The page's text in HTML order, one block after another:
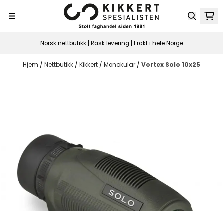
Norsk nettbutikk | Rask levering | Frakt i hele Norge
Hjem / Nettbutikk / Kikkert / Monokular / Vortex Solo 10x25